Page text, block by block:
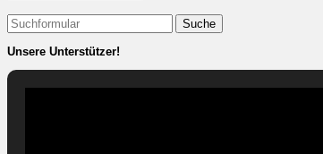
Suchen
nach:
Unsere Unterstützer!